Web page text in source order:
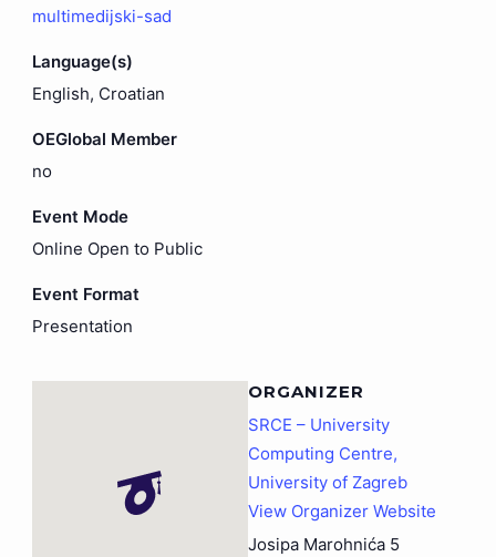
multimedijski-sad
Language(s)
English, Croatian
OEGlobal Member
no
Event Mode
Online Open to Public
Event Format
Presentation
ORGANIZER
SRCE – University
Computing Centre,
University of Zagreb
View Organizer Website
Josipa Marohnića 5